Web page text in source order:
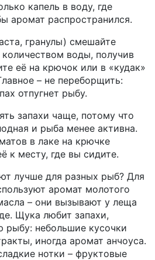
капель в воду, где
аромат распространился.
гранулы) смешайте
воды, получив
её на крючок или в «кудак»
– не переборщить:
отпугнет рыбу.
запахи чаще, потому что
и рыба менее активна.
в лаке на крючке
к месту, где вы сидите.
лучше для разных рыб? Для
аромат молотого
– они вызывают у леща
Щука любит запахи,
небольшие кусочки
иногда аромат анчоуса.
нотки – фруктовые